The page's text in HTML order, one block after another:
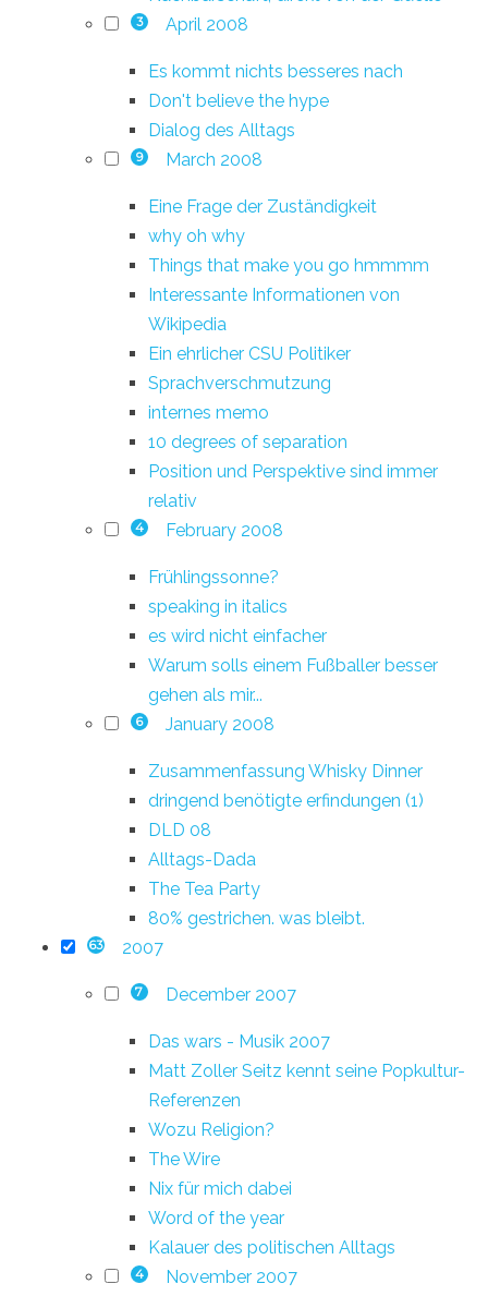
3 April 2008
Es kommt nichts besseres nach
Don't believe the hype
Dialog des Alltags
9 March 2008
Eine Frage der Zuständigkeit
why oh why
Things that make you go hmmmm
Interessante Informationen von
Wikipedia
Ein ehrlicher CSU Politiker
Sprachverschmutzung
internes memo
10 degrees of separation
Position und Perspektive sind immer
relativ
4 February 2008
Frühlingssonne?
speaking in italics
es wird nicht einfacher
Warum solls einem Fußballer besser
gehen als mir...
6 January 2008
Zusammenfassung Whisky Dinner
dringend benötigte erfindungen (1)
DLD 08
Alltags-Dada
The Tea Party
80% gestrichen. was bleibt.
63 2007
7 December 2007
Das wars - Musik 2007
Matt Zoller Seitz kennt seine Popkultur-
Referenzen
Wozu Religion?
The Wire
Nix für mich dabei
Word of the year
Kalauer des politischen Alltags
4 November 2007